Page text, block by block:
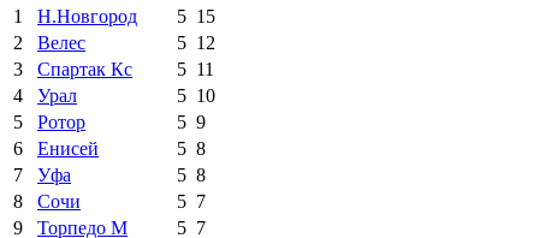
1
Н.Новгород 5 15
2
Велес 5 12
3
Спартак Кс 5 11
4
Урал 5 10
5
Ротор 5 9
6
Енисей 5 8
7
Уфа 5 8
8
Сочи 5 7
9
Торпедо М 5 7